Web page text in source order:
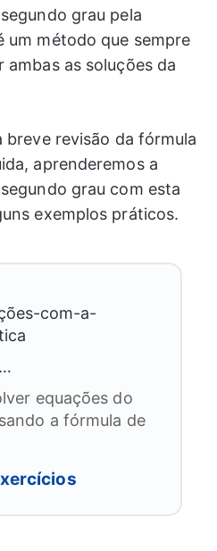
grau pela
um método que sempre
as soluções da
breve revisão da fórmula
aprenderemos a
grau com esta
exemplos práticos.
equações do
a fórmula de